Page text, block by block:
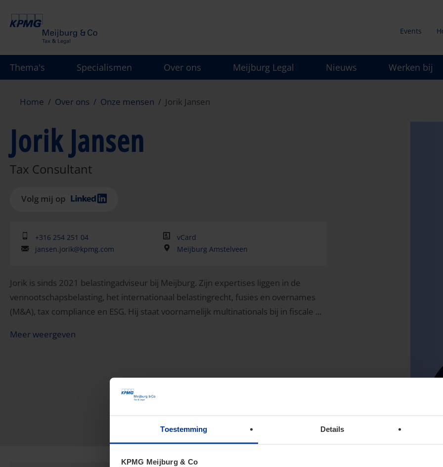
Toestemming Details
KPMG Meijburg & Co
gaan
menu
Events
Thema's Specialismen Over ons Meijburg Legal Nieuws Werken bij
Home Over ons Onze mensen Jorik Jansen
Jorik Jansen
Tax Consultant
Volg mij op
+316 254 251 04
vCard
jansen.jorik@kpmg.com
Meijburg Amstelveen
Jorik is sinds 2021 belastingadviseur bij Meijburg. Zijn expertises liggen in de
vennootschapsbelasting, het internationaal belastingrecht, fusies en overnames
(M&A), tax compliance en ESG. Hij staat voornamelijk multinationals bij in fiscale ...
Meer weergeven